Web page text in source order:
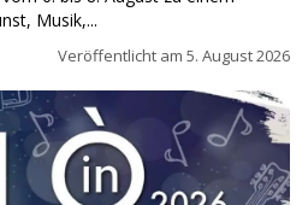
Musik,...
Veröffentlicht am 5. August 2026